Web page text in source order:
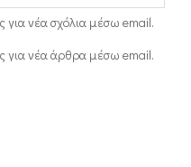
νέα σχόλια μέσω email.
για νέα άρθρα μέσω email.